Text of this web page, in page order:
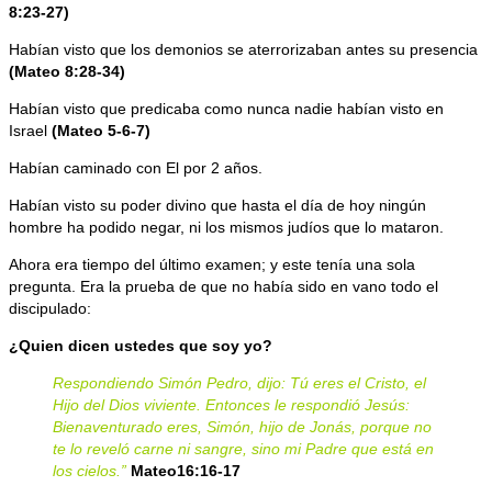
8:23-27)
Habían visto que los demonios se aterrorizaban antes su presencia
(Mateo 8:28-34)
Habían visto que predicaba como nunca nadie habían visto en
Israel (Mateo 5-6-7)
Habían caminado con El por 2 años.
Habían visto su poder divino que hasta el día de hoy ningún
hombre ha podido negar, ni los mismos judíos que lo mataron.
Ahora era tiempo del último examen; y este tenía una sola
pregunta. Era la prueba de que no había sido en vano todo el
discipulado:
¿Quien dicen ustedes que soy yo?
Respondiendo Simón Pedro, dijo: Tú eres el Cristo, el
Hijo del Dios viviente. Entonces le respondió Jesús:
Bienaventurado eres, Simón, hijo de Jonás, porque no
te lo reveló carne ni sangre, sino mi Padre que está en
los cielos.” Mateo16:16-17